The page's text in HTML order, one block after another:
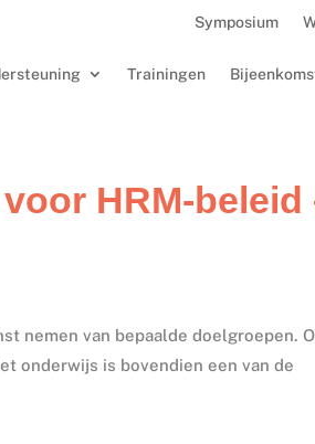
Symposium
Trainingen
HRM-beleid
nemen van bepaalde doelgroepen.
onderwijs is bovendien een van de